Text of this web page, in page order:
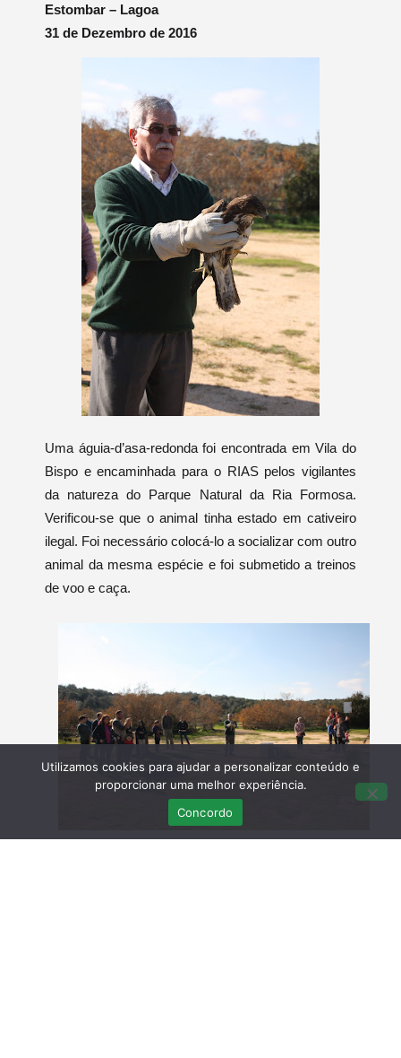
Estombar – Lagoa
31 de Dezembro de 2016
Uma águia-d’asa-redonda foi encontrada em Vila do
Bispo e encaminhada para o RIAS pelos vigilantes
da natureza do Parque Natural da Ria Formosa.
Verificou-se que o animal tinha estado em cativeiro
ilegal. Foi necessário colocá-lo a socializar com outro
animal da mesma espécie e foi submetido a treinos
de voo e caça.
Utilizamos cookies para ajudar a personalizar conteúdo e
proporcionar uma melhor experiência.
Concordo